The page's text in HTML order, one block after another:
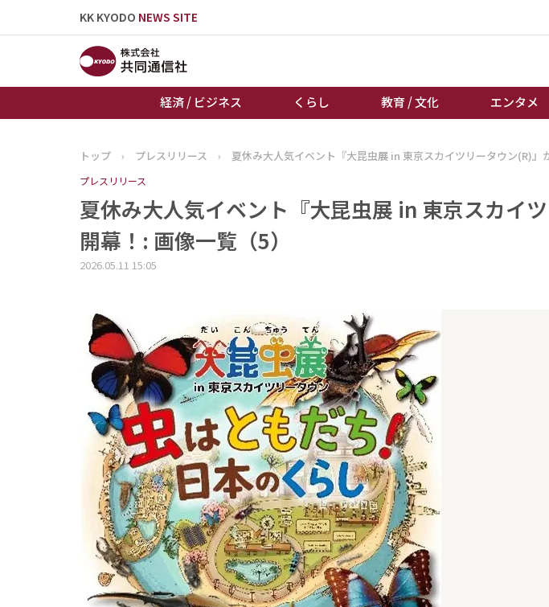
KK KYODO NEWS SITE
経済 / ビジネス くらし 教育 / 文化 エンタメ
トップページ
経済 / ビジネス
教育 / 文化
キーパーソン
トップ › プレスリリース › 夏休み大人気イベント『大昆虫展 in 東京スカイツリータウン(R)』
プレスリリース
夏休み大人気イベント『大昆虫展 in 東京スカイ
開幕！: 画像一覧（5）
2026.05.11 15:05
前